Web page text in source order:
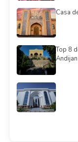
Casa
Top 8
Andijan